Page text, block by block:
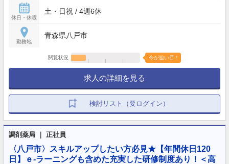
休日・休暇
土・日祝 / 4週6休
勤務地
青森県八戸市
閲覧状況 今が狙い目！
求人の詳細を見る
検討リスト（要ログイン）
調剤薬局 ｜ 正社員
〈八戸市〉スキルアップしたい方必見★【年間休日120
日】ｅ-ラーニングも含めた充実した研修制度あり！＜高